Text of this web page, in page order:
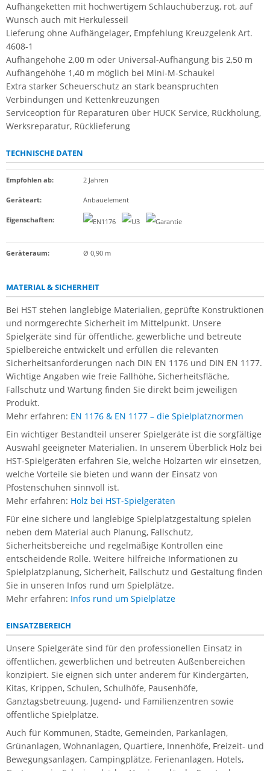
Aufhängeketten mit hochwertigem Schlauchüberzug, rot, auf
Wunsch auch mit Herkulesseil
Lieferung ohne Aufhängelager, Empfehlung Kreuzgelenk Art.
4608-1
Aufhängehöhe 2,00 m oder Universal-Aufhängung bis 2,50 m
Aufhängehöhe 1,40 m möglich bei Mini-M-Schaukel
Extra starker Scheuerschutz an stark beanspruchten
Verbindungen und Kettenkreuzungen
Serviceoption für Reparaturen über HUCK Service, Rückholung,
Werksreparatur, Rücklieferung
TECHNISCHE DATEN
Empfohlen ab: 2 Jahren
Geräteart: Anbauelement
Eigenschaften:
Geräteraum: Ø 0,90 m
MATERIAL & SICHERHEIT
Bei HST stehen langlebige Materialien, geprüfte Konstruktionen
und normgerechte Sicherheit im Mittelpunkt. Unsere
Spielgeräte sind für öffentliche, gewerbliche und betreute
Spielbereiche entwickelt und erfüllen die relevanten
Sicherheitsanforderungen nach DIN EN 1176 und DIN EN 1177.
Wichtige Angaben wie freie Fallhöhe, Sicherheitsfläche,
Fallschutz und Wartung finden Sie direkt beim jeweiligen
Produkt.
Mehr erfahren: EN 1176 & EN 1177 – die Spielplatznormen
Ein wichtiger Bestandteil unserer Spielgeräte ist die sorgfältige
Auswahl geeigneter Materialien. In unserem Überblick Holz bei
HST-Spielgeräten erfahren Sie, welche Holzarten wir einsetzen,
welche Vorteile sie bieten und wann der Einsatz von
Pfostenschuhen sinnvoll ist.
Mehr erfahren: Holz bei HST-Spielgeräten
Für eine sichere und langlebige Spielplatzgestaltung spielen
neben dem Material auch Planung, Fallschutz,
Sicherheitsbereiche und regelmäßige Kontrollen eine
entscheidende Rolle. Weitere hilfreiche Informationen zu
Spielplatzplanung, Sicherheit, Fallschutz und Gestaltung finden
Sie in unseren Infos rund um Spielplätze.
Mehr erfahren: Infos rund um Spielplätze
EINSATZBEREICH
Unsere Spielgeräte sind für den professionellen Einsatz in
öffentlichen, gewerblichen und betreuten Außenbereichen
konzipiert. Sie eignen sich unter anderem für Kindergärten,
Kitas, Krippen, Schulen, Schulhöfe, Pausenhöfe,
Ganztagsbetreuung, Jugend- und Familienzentren sowie
öffentliche Spielplätze.
Auch für Kommunen, Städte, Gemeinden, Parkanlagen,
Grünanlagen, Wohnanlagen, Quartiere, Innenhöfe, Freizeit- und
Bewegungsanlagen, Campingplätze, Ferienanlagen, Hotels,